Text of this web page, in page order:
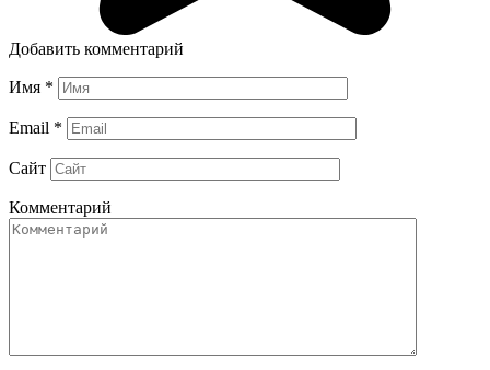
Добавить комментарий
Имя *
Email *
Сайт
Комментарий